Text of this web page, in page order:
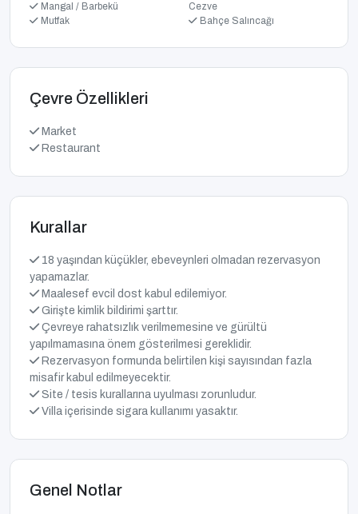
Mangal / Barbekü
Mutfak
Cezve
Bahçe Salıncağı
Çevre Özellikleri
Market
Restaurant
Kurallar
18 yaşından küçükler, ebeveynleri olmadan rezervasyon
yapamazlar.
Maalesef evcil dost kabul edilemiyor.
Girişte kimlik bildirimi şarttır.
Çevreye rahatsızlık verilmemesine ve gürültü
yapılmamasına önem gösterilmesi gereklidir.
Rezervasyon formunda belirtilen kişi sayısından fazla
misafir kabul edilmeyecektir.
Site / tesis kurallarına uyulması zorunludur.
Villa içerisinde sigara kullanımı yasaktır.
Genel Notlar